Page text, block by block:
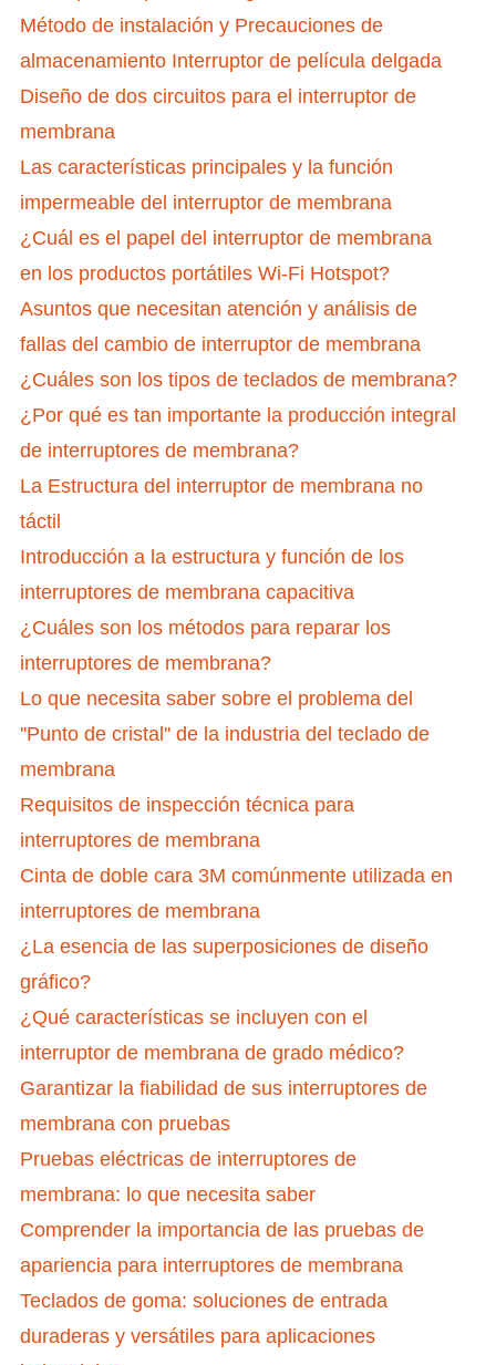
Método de instalación y Precauciones de
almacenamiento Interruptor de película delgada
Diseño de dos circuitos para el interruptor de
membrana
Las características principales y la función
impermeable del interruptor de membrana
¿Cuál es el papel del interruptor de membrana
en los productos portátiles Wi-Fi Hotspot?
Asuntos que necesitan atención y análisis de
fallas del cambio de interruptor de membrana
¿Cuáles son los tipos de teclados de membrana?
¿Por qué es tan importante la producción integral
de interruptores de membrana?
La Estructura del interruptor de membrana no
táctil
Introducción a la estructura y función de los
interruptores de membrana capacitiva
¿Cuáles son los métodos para reparar los
interruptores de membrana?
Lo que necesita saber sobre el problema del
''Punto de cristal'' de la industria del teclado de
membrana
Requisitos de inspección técnica para
interruptores de membrana
Cinta de doble cara 3M comúnmente utilizada en
interruptores de membrana
¿La esencia de las superposiciones de diseño
gráfico?
¿Qué características se incluyen con el
interruptor de membrana de grado médico?
Garantizar la fiabilidad de sus interruptores de
membrana con pruebas
Pruebas eléctricas de interruptores de
membrana: lo que necesita saber
Comprender la importancia de las pruebas de
apariencia para interruptores de membrana
Teclados de goma: soluciones de entrada
duraderas y versátiles para aplicaciones